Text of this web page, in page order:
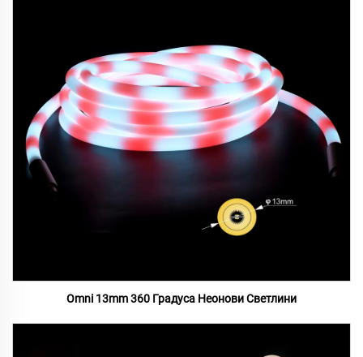
Omni 13mm 360 Градуса Неонови Светлини